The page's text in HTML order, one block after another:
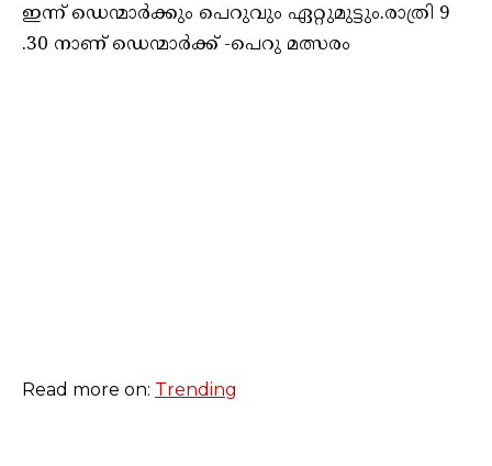
ഇന്ന് ഡെന്മാർക്കും പെറുവും ഏറ്റുമുട്ടും.രാത്രി 9
.30 നാണ് ഡെന്മാർക്ക് -പെറു മത്സരം
Read more on: Trending